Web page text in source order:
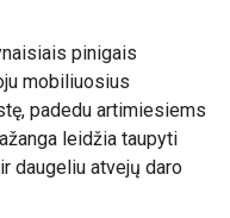
pinigais
mobiliuosius
padedu artimiesiems
leidžia taupyti
daugeliu atvejų daro